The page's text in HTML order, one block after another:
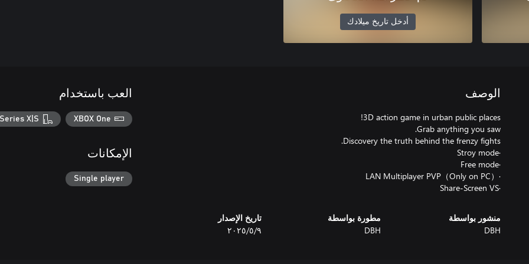
أدخل تاريخ ميلادك
الوصف
·Share-Screen VS
منشور بواسطة
DBH
مطورة بواسطة
DBH
تاريخ الإصدار
٩‏/٥‏/٢٠٢٥
العب باستخدام
XBOX One
X|S
الإمكانات
Single player